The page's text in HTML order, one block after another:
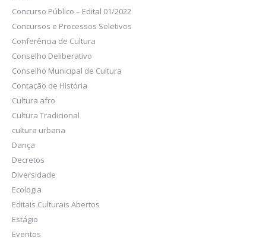
Concurso Público – Edital 01/2022
Concursos e Processos Seletivos
Conferência de Cultura
Conselho Deliberativo
Conselho Municipal de Cultura
Contação de História
Cultura afro
Cultura Tradicional
cultura urbana
Dança
Decretos
Diversidade
Ecologia
Editais Culturais Abertos
Estágio
Eventos